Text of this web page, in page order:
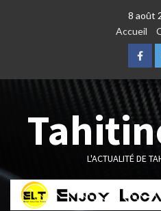
8 août
Accueil
L'ACTUALITÉ DE